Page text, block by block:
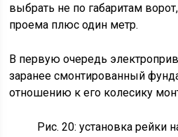
выбрать не по габаритам
проема плюс один метр.
В первую очередь
заранее смонтированный
отношению к его колесику
Рис. 20: установка рейки